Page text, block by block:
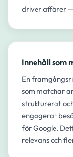
driver affärer
Innehåll som
En
som matchar
strukturerat
engagerar
för Google.
relevans och